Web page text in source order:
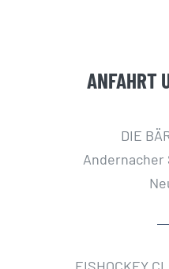
ANFAHRT
DIE
Andernacher